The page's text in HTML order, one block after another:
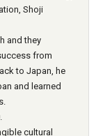
Shoji
and they
from
to Japan, he
and learned
cultural